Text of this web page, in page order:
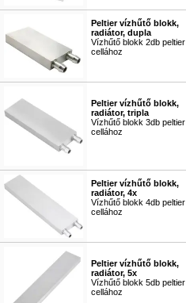
Peltier vízhűtő blokk,
radiátor, dupla
Vízhűtő blokk 2db peltier
cellához
Peltier vízhűtő blokk,
radiátor, tripla
Vízhűtő blokk 3db peltier
cellához
Peltier vízhűtő blokk,
radiátor, 4x
Vízhűtő blokk 4db peltier
cellához
Peltier vízhűtő blokk,
radiátor, 5x
Vízhűtő blokk 5db peltier
cellához